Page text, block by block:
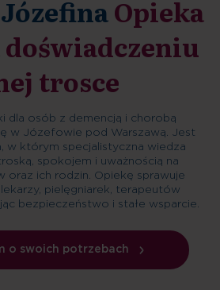
Opieka
trosce
dla osób z demencją i chorobą
w Józefowie pod Warszawą. Jest
w którym specjalistyczna wiedza
spokojem i uważnością na
oraz ich rodzin. Opiekę sprawuje
pielęgniarek, terapeutów
bezpieczeństwo i stałe wsparcie.
o swoich potrzebach